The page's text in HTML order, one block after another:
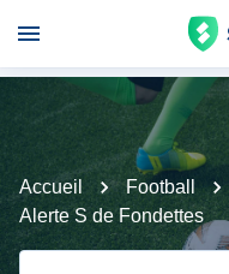
Accueil Football
Alerte S de Fondettes